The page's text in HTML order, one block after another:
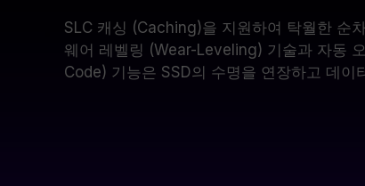
SLC 캐싱 (Caching)을 지원하여 탁월한 순
웨어 레벨링 (Wear-Leveling) 기술과 자동
Code) 기능은 SSD의 수명을 연장하고 데이